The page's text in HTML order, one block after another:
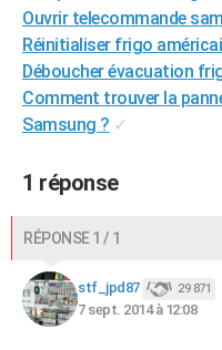
Destinations
City break
Voyage nature
Voyage de noces
Forum
Climat
+PHOTO
GUIDES D'ACHAT
BONS PLANS
Carte de Noël
Carte Bonne année
Carte Saint-Valentin
Carte Pâques
Carte d'anniversaire
Dictionnaire
Biographies
Citations
Expressions
Proverbes
COPAINS D'AVANT
Ouvrir telecommande
Réinitialiser frigo
Déboucher évacuation
Comment trouver la
Samsung ? ✓
1 réponse
RÉPONSE 1 / 1
stf_jpd87 29 871
7 sept. 2014 à 12:08